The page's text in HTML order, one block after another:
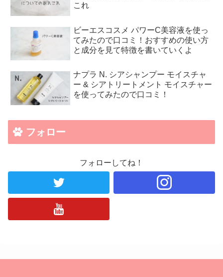
これ
ビーエスコスメ パワーC美容液を使っ
てみたので口コミ！おすすめの使い方
と成分を見て特徴を書いていくよ
ナプラ N. シアシャンプー モイスチャ
ー & シアトリートメント モイスチャー
を使ってみたので口コミ！
フォロー
フォローしてね！